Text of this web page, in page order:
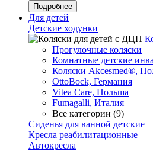
Подробнее
Для детей
Детские ходунки
Прогулочные коляски
Комнатные детские
Коляски Akcesmed®,
OttoBock, Германия
Vitea Care, Польша
Fumagalli, Италия
Все категории (9)
Сиденья для ванной детские
Кресла реабилитационные
Автокресла